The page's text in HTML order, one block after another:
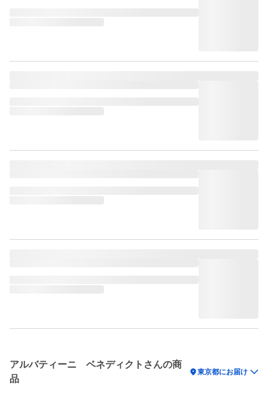
アルバティーニ ベネディクトさんの商
品
location_on東京都にお届け